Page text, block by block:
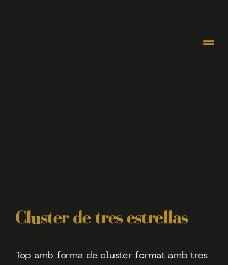
Cluster de tres estrellas
Top amb forma de cluster format amb tres